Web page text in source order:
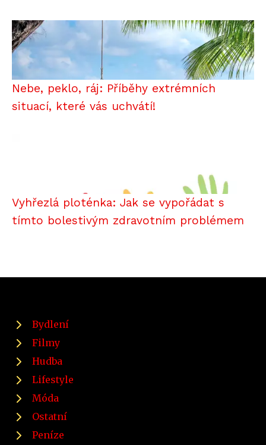
Nebe, peklo, ráj: Příběhy extrémních
situací, které vás uchvátí!
Vyhřezlá ploténka: Jak se vypořádat s
tímto bolestivým zdravotním problémem
Bydlení
Filmy
Hudba
Lifestyle
Móda
Ostatní
Peníze